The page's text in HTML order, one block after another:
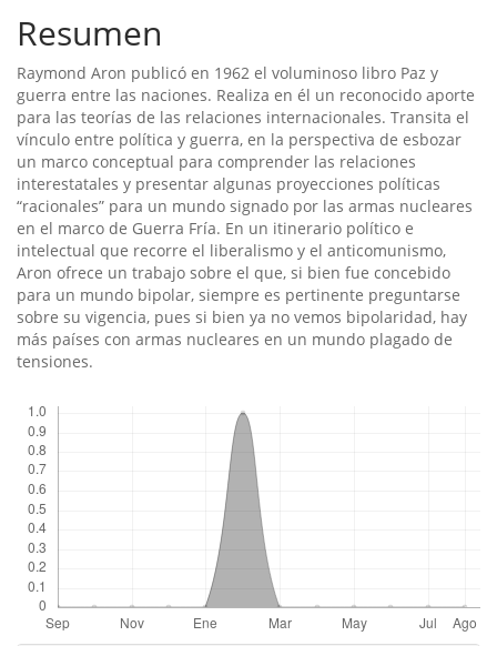
Resumen
Raymond Aron publicó en 1962 el voluminoso libro Paz y
guerra entre las naciones. Realiza en él un reconocido aporte
para las teorí­as de las relaciones internacionales. Transita el
ví­nculo entre polí­tica y guerra, en la perspectiva de esbozar
un marco conceptual para comprender las relaciones
interestatales y presentar algunas proyecciones polí­ticas
“racionales” para un mundo signado por las armas nucleares
en el marco de Guerra Frí­a. En un itinerario polí­tico e
intelectual que recorre el liberalismo y el anticomunismo,
Aron ofrece un trabajo sobre el que, si bien fue concebido
para un mundo bipolar, siempre es pertinente preguntarse
sobre su vigencia, pues si bien ya no vemos bipolaridad, hay
más paí­ses con armas nucleares en un mundo plagado de
tensiones.